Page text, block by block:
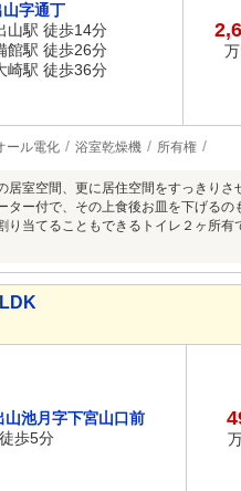
字通丁
山駅 徒歩14分
館駅 徒歩26分
崎駅 徒歩36分
ール電化 浴室乾燥機 所有権
居室空間、更に居住空間をすっきり
ター付で、その上食後お皿を下げる
り当てることもできるトイレ２ヶ所
山池月字下宮山口前
歩5分